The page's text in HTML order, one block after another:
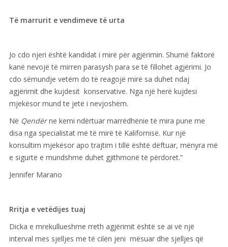
Të marrurit e vendimeve të urta
Jo cdo njeri është kandidat i mirë për agjërimin. Shumë faktorë
kanë nevojë të mirren parasysh para se të fillohet agjërimi. Jo
cdo sëmundje vetëm do të reagojë mirë sa duhet ndaj
agjërimit dhe kujdesit konservative. Nga një herë kujdesi
mjekësor mund te jetë i nevjoshëm.
Në Qendërne kemi ndërtuar marrëdhënie të mira pune me
disa nga specialistat më të mirë të Kalifornisë. Kur një
konsultim mjekësor apo trajtim i tillë është dëftuar, mënyra më
e sigurtë e mundshme duhet gjithmonë të përdoret.”
Jennifer Marano
Rritja e vetëdijes tuaj
Dicka e mrekullueshme rreth agjërimit është se ai vë një
interval mes sjelljes me të cilën jeni mësuar dhe sjelljes që